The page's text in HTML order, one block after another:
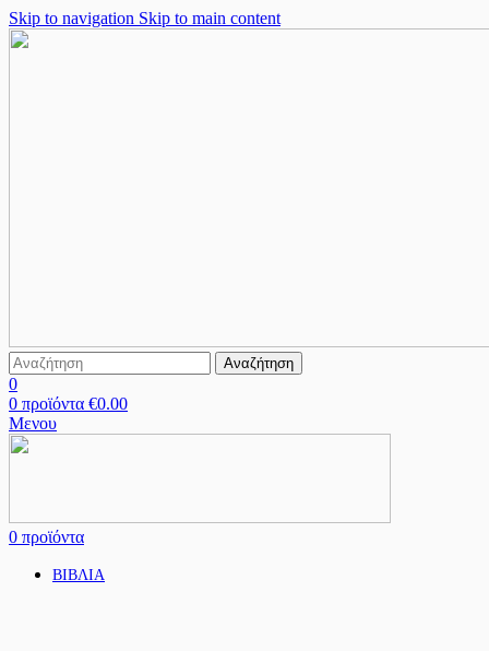
Skip to navigation Skip to main content
Αναζήτηση
0
0 προϊόντα €0.00
Μενου
0 προϊόντα
ΒΙΒΛΙΑ